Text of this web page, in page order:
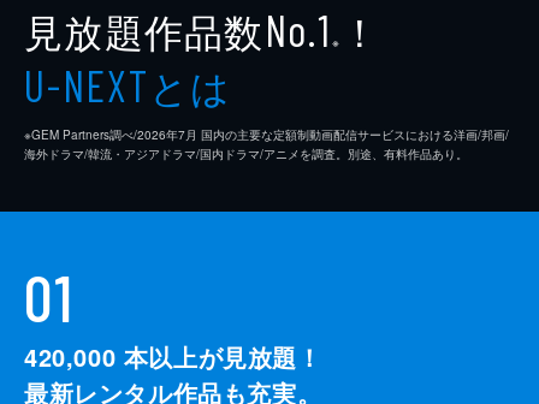
見放題作品数No.1 ※ ！
U-NEXTとは
※GEM Partners調べ/2026年7⽉ 国内の主要な定額制動画配信サービスにおける洋画/邦画/
海外ドラマ/韓流・アジアドラマ/国内ドラマ/アニメを調査。別途、有料作品あり。
01
420,000 本以上が見放題！
最新レンタル作品も充実。